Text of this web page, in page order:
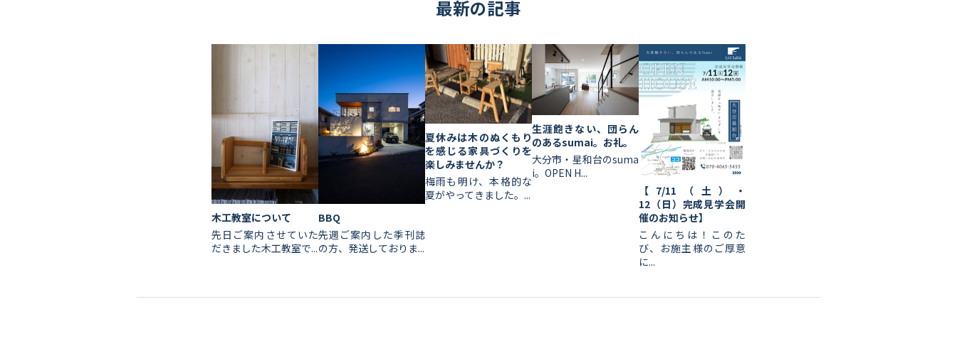
最新の記事
木工教室について
先日ご案内させていた
だきました木工教室で...
BBQ
先週ご案内した季刊誌
の方、発送しておりま...
夏休みは木のぬくもり
を感じる家具づくりを
楽しみませんか？
梅雨も明け、本格的な
夏がやってきました。...
生涯飽きない、団らん
のあるsumai。お礼。
大分市・星和台のsuma
i。OPEN H...
【7/11（土）・
12（日）完成見学会開
催のお知らせ】
こんにちは！このた
び、お施主様のご厚意
に...